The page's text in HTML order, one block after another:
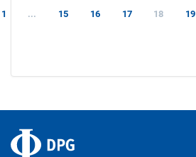
1 ... 15 16 17 18 19